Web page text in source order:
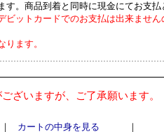
す。商品到着と同時に現金にてお支払
ビットカードでのお支払は出来ません
ます。
ざいますが、ご了承願います。
｜ カートの中身を見る ｜